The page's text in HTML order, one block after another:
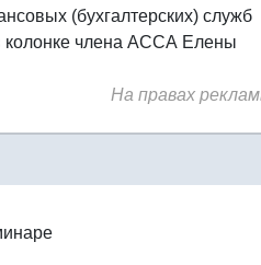
(бухгалтерских) служб
колонке члена АССА Елены
На правах